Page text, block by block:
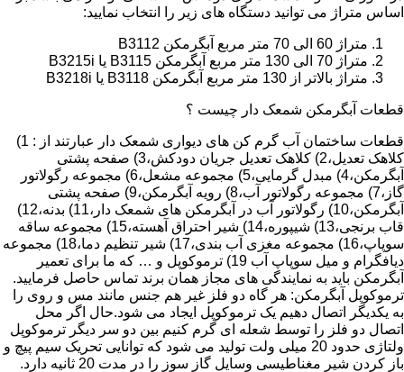
اساس متراژ می توانید دستگاه های زیر را انتخاب نمایید:
متراژ 60 الی 70 متر مربع آبگرمکن B3112
متراژ 70 الی 130 متر مربع آبگرمکن B3115 یا B3215i
متراژ بالاتر از 130 متر مربع آبگرمکن B3118 یا B3218i
قطعات آبگرمکن شمعک دار چیست ؟
قطعات ساختمان آب گرم کن های دیواری شمعک دار عبارتند از : 1)
کلاهک تعدیل،2) کلاهک تعدیل جریان دودکش،3) صفحه پشتی
آبگرمکن،4) مبدل گرمایی،5) مجموعه مشعل،6) مجموعه رگولاتور
گاز،7) مجموعه رگولاتور آب،8) رویه آبگرمکن،9) صفحه پشتی
آبگرمکن،10) رگولاتور آب در آبگرمکن های شمعک دار،11) بدنه،12)
قاب برنجی،13) شیپوره،14) شیر احتراق آهسته،15) مجموعه ساقه
سوپاپ،16) مجموعه مغزی آب بندی،17) شیر تنظیم دما،18) مجموعه
دیافگرام و میل سوپاپ آب 19) ترموکوپل و … که ما برای تعمیر
آبگرمکن باید به نمایندگی های مجاز همان برند تماس حاصل فرمایید.
ترموکوپل آبگرمکن: هر گاه دو فلز غیر هم جنس مانند مس و روی را
به یکدیگر اتصال دهیم یک ترموکوپل ایجاد می شود.حال اگر محل
اتصال دو فلز را توسط شعله ای گرم کنیم بین دو سر دیگر ترموکوپل
ولتاژی حدود 20 میلی ولت تولید می شود که توانایی تحریک سیم پیچ و
باز کردن شیر مغناطیسی وسایل گاز سوز را در مدت 20 ثانیه دارد.